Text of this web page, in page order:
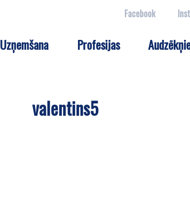
Facebook
Uzņemšana Profesijas
valentins5